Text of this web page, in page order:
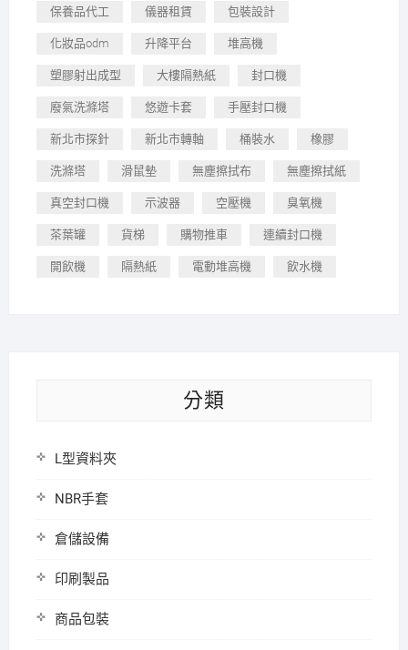
保養品代工 儀器租賃 包裝設計
化妝品odm 升降平台 堆高機
塑膠射出成型 大樓隔熱紙 封口機
廢氣洗滌塔 悠遊卡套 手壓封口機
新北市探針 新北市轉軸 桶裝水 橡膠
洗滌塔 滑鼠墊 無塵擦拭布 無塵擦拭紙
真空封口機 示波器 空壓機 臭氧機
茶葉罐 貨梯 購物推車 連續封口機
開飲機 隔熱紙 電動堆高機 飲水機
分類
L型資料夾
NBR手套
倉儲設備
印刷製品
商品包裝